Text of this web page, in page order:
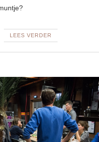
LEES VERDER